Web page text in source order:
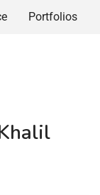
Portfolios